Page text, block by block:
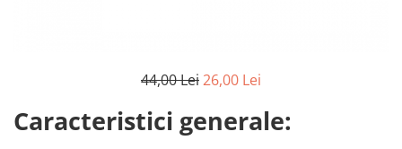
44,00 Lei26,00 Lei
Caracteristici generale: